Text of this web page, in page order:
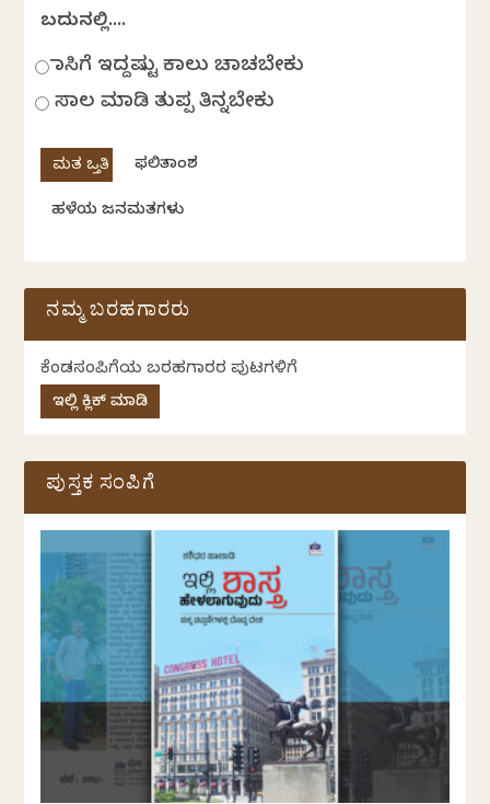
ಬದುಕಿನಲ್ಲಿ....
ಹಾಸಿಗೆ ಇದ್ದಷ್ಟು ಕಾಲು ಚಾಚಬೇಕು
ಸಾಲ ಮಾಡಿ ತುಪ್ಪ ತಿನ್ನಬೇಕು
ಫಲಿತಾಂಶ
ಹಳೆಯ ಜನಮತಗಳು
ನಮ್ಮ ಬರಹಗಾರರು
ಕೆಂಡಸಂಪಿಗೆಯ ಬರಹಗಾರರ ಪುಟಗಳಿಗೆ
ಇಲ್ಲಿ ಕ್ಲಿಕ್ ಮಾಡಿ
ಪುಸ್ತಕ ಸಂಪಿಗೆ